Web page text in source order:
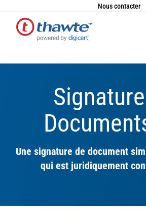
Nous contacter
Une signature de document
qui est juridiquement